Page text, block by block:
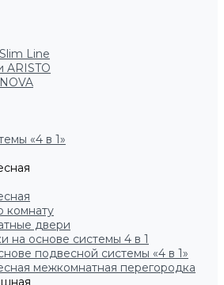
Line
«4 в 1»
комнату
двери
на основе системы 4 в 1
подвесной системы «4 в 1»
межкомнатная перегородка